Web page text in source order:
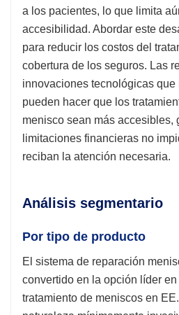
a los pacientes, lo que limita
accesibilidad. Abordar este
para reducir los costos del
cobertura de los seguros. Las
innovaciones tecnológicas que
pueden hacer que los
menisco sean más accesibles,
limitaciones financieras no
reciban la atención necesaria.
Análisis segmentario
Por tipo de producto
El sistema de reparación
convertido en la opción líder
tratamiento de meniscos en